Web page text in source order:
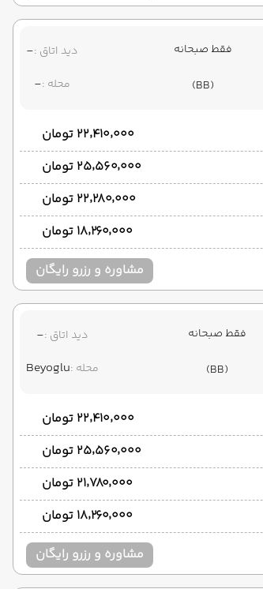
فقط صبحانه
(BB)
دید اتاق :-
محله :-
۲۲٬۴۱۰٬۰۰۰ تومان
۲۵٬۵۶۰٬۰۰۰ تومان
۲۲٬۲۸۰٬۰۰۰ تومان
۱۸٬۲۶۰٬۰۰۰ تومان
مشاوره و رزرو رایگان
فقط صبحانه
(BB)
دید اتاق :-
محله :Beyoglu
۲۲٬۴۱۰٬۰۰۰ تومان
۲۵٬۵۶۰٬۰۰۰ تومان
۲۱٬۷۸۰٬۰۰۰ تومان
۱۸٬۲۶۰٬۰۰۰ تومان
مشاوره و رزرو رایگان